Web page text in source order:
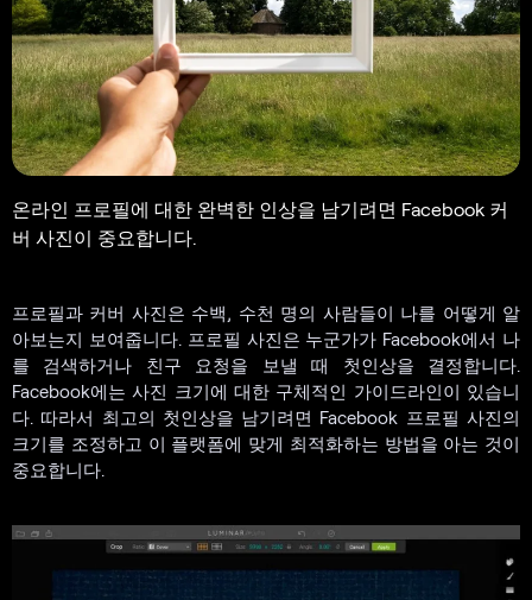
온라인 프로필에 대한 완벽한 인상을 남기려면 Facebook 커
버 사진이 중요합니다.
프로필과 커버 사진은 수백, 수천 명의 사람들이 나를 어떻게 알
아보는지 보여줍니다. 프로필 사진은 누군가가 Facebook에서 나
를 검색하거나 친구 요청을 보낼 때 첫인상을 결정합니다.
Facebook에는 사진 크기에 대한 구체적인 가이드라인이 있습니
다. 따라서 최고의 첫인상을 남기려면 Facebook 프로필 사진의
크기를 조정하고 이 플랫폼에 맞게 최적화하는 방법을 아는 것이
중요합니다.